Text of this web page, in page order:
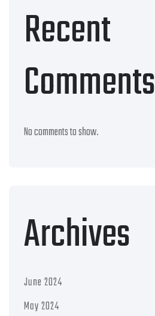
Recent
Comments
No comments to show.
Archives
June 2024
May 2024